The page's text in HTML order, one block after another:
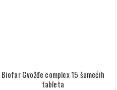
Biofar Gvožđe complex 15 šumećih
tableta